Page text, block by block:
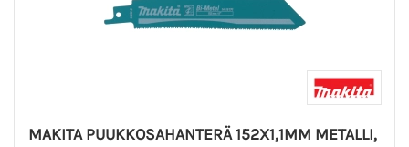
MAKITA PUUKKOSAHANTERÄ 152X1,1MM METALLI,